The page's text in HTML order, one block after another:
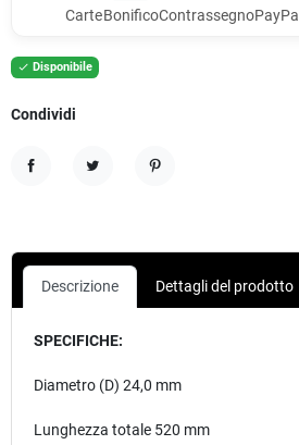
CarteBonificoContrassegnoPayPal
 Disponibile
Condividi
Descrizione Dettagli del prodotto
SPECIFICHE:
Diametro (D) 24,0 mm
Lunghezza totale 520 mm